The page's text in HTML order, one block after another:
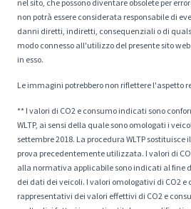
nel sito, che possono diventare obsolete per
non potrà essere considerata responsabile di
danni diretti, indiretti, consequenziali o di
modo connesso all'utilizzo del presente sito
in esso.
Le immagini potrebbero non riflettere l'aspetto
** I valori di CO2 e consumo indicati sono
WLTP, ai sensi della quale sono omologati i
settembre 2018. La procedura WLTP sostituisce
prova precedentemente utilizzata. I valori di
alla normativa applicabile sono indicati al fine
dei dati dei veicoli. I valori omologativi di CO2 e
rappresentativi dei valori effettivi di CO2 e